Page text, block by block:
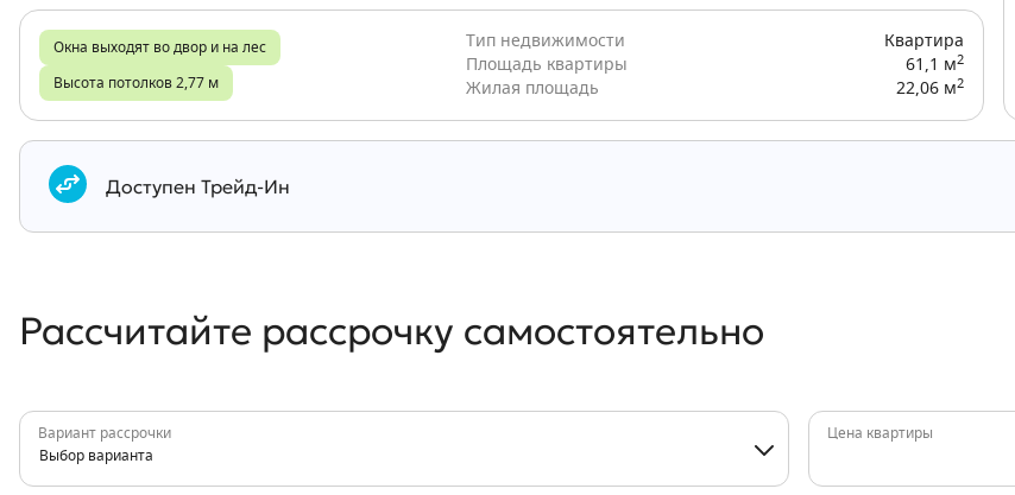
Окна выходят во двор и на лес
Высота потолков 2,77 м
Тип недвижимости
Квартира
Площадь квартиры
61,1 м2
Жилая площадь 22,06 м2
Документы
Доступен Трейд-Ин
Рассчитайте рассрочку самостоятельно
Вариант рассрочки
Выбор варианта
Цена квартиры